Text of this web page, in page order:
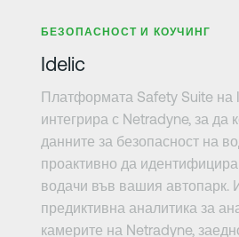
БЕЗОПАСНОСТ И КОУЧИНГ
Idelic
Платформата Safety Suite на
интегрира с Netradyne, за да
данните за безопасност на
проактивно да
водачи във вашия автопарк.
предиктивна аналитика за
камерите на Netradyne,